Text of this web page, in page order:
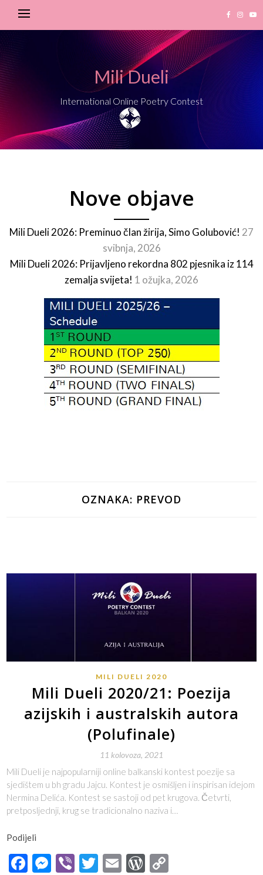
Mili Dueli
International Online Poetry Contest
Nove objave
Mili Dueli 2026: Preminuo član žirija, Simo Golubović! 27
svibnja, 2026
Mili Dueli 2026: Prijavljeno rekordna 802 pjesnika iz 114
zemalja svijeta! 1 ožujka, 2026
OZNAKA: PREVOD
MILI DUELI 2020
Mili Dueli 2020/21: Poezija
azijskih i australskih autora
(Polufinale)
11 kolovoza, 2021
Mili Dueli je najpopularniji online balkanski kontest poezije sa
sjedištem u bh gradu Jajcu. Kontest je osmišljen i inspirisan idejom
Nermina Delića. Kontest se sastoji od pet krugova. Četvrti,
pretposljednji, krug se tradicionalno naziva i…
Podijeli
Facebook
Messenger
ViberTwitter
EmailWordPress